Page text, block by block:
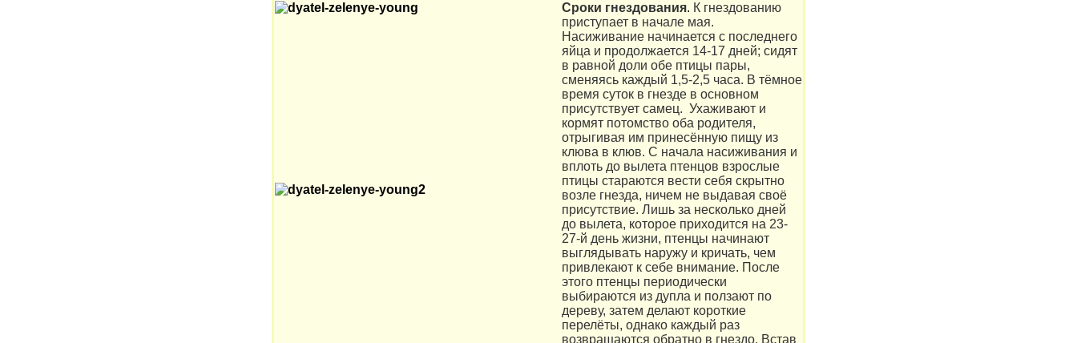
Сроки гнездования. К гнездованию
приступает в начале мая.
Насиживание начинается с последнего
яйца и продолжается 14-17 дней; сидят
в равной доли обе птицы пары,
сменяясь каждый 1,5-2,5 часа. В тёмное
время суток в гнезде в основном
присутствует самец. Ухаживают и
кормят потомство оба родителя,
отрыгивая им принесённую пищу из
клюва в клюв. С начала насиживания и
вплоть до вылета птенцов взрослые
птицы стараются вести себя скрытно
возле гнезда, ничем не выдавая своё
присутствие. Лишь за несколько дней
до вылета, которое приходится на 23-
27-й день жизни, птенцы начинают
выглядывать наружу и кричать, чем
привлекают к себе внимание. После
этого птенцы периодически
выбираются из дупла и ползают по
дереву, затем делают короткие
перелёты, однако каждый раз
возвращаются обратно в гнездо. Встав